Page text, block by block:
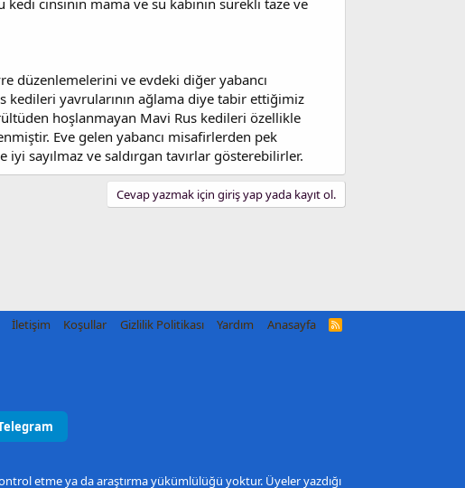
cinsinin mama ve su kabının sürekli taze ve
düzenlemelerini ve evdeki diğer yabancı
kedileri yavrularının ağlama diye tabir ettiğimiz
hoşlanmayan Mavi Rus kedileri özellikle
Eve gelen yabancı misafirlerden pek
sayılmaz ve saldırgan tavırlar gösterebilirler.
Cevap yazmak için giriş yap yada kayıt ol.
İletişim Koşullar Gizlilik Politikası Yardım Anasayfa
R
etme ya da araştırma yükümlülüğü yoktur. Üyeler yazdığı